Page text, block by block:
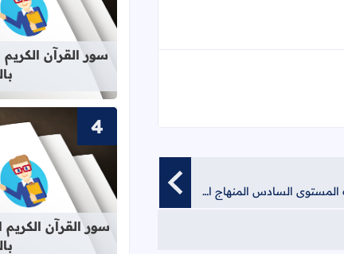
المشاركة
فرض المرحلة 1 الاجتماعيات المستوى السادس المنهاج الجديد
سور القرآن الكريم
سور القرآن الكريم